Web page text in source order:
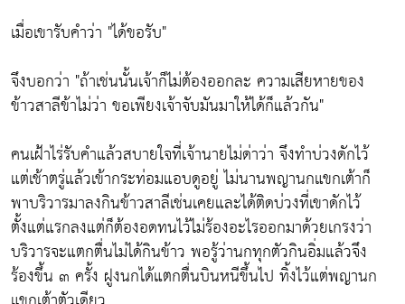
เมื่อเขารับคำว่า "ได้ขอรับ"
จึงบอกว่า "ถ้าเช่นนั้นเจ้าก็ไม่ต้องออกละ ความเสียหายของ
ข้าวสาลีข้าไม่ว่า ขอเพียงเจ้าจับมันมาให้ได้ก็แล้วกัน"
คนเฝ้าไร่รับคำแล้วสบายใจที่เจ้านายไม่ด่าว่า จึงทำบ่วงดักไว้
แต่เช้าตรู่แล้วเข้ากระท่อมแอบดูอยู่ ไม่นานพญานกแขกเต้าก็
พาบริวารมาลงกินข้าวสาลีเช่นเคยและได้ติดบ่วงที่เขาดักไว้
ตั้งแต่แรกลงแต่ก็ต้องอดทนไว้ไม่ร้องอะไรออกมาด้วยเกรงว่า
บริวารจะแตกตื่นไม่ได้กินข้าว พอรู้ว่านกทุกตัวกินอิ่มแล้วจึง
ร้องขึ้น ๓ ครั้ง ฝูงนกได้แตกตื่นบินหนีขึ้นไป ทิ้งไว้แต่พญานก